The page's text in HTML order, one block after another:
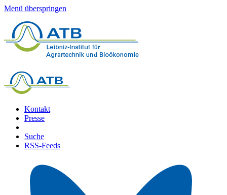
Menü überspringen
Kontakt
Presse
Suche
RSS-Feeds